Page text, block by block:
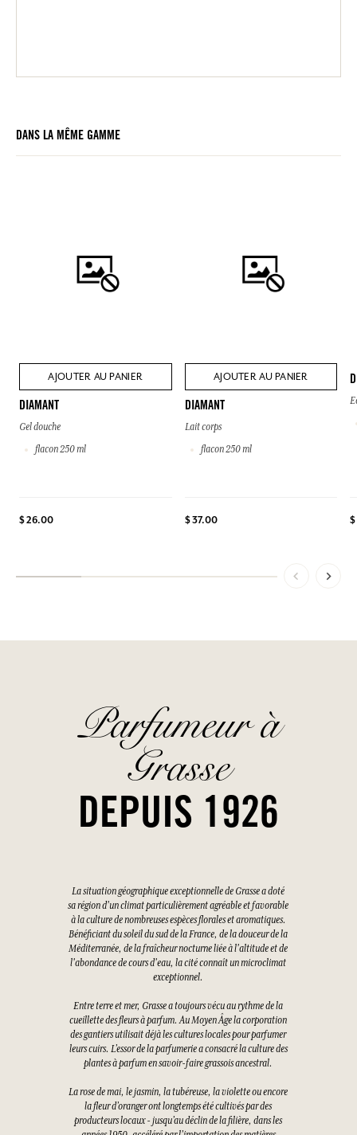
DANS LA MÊME GAMME
AJOUTER AU PANIER
DIAMANT
Gel douche
flacon 250 ml
$ 26.00
AJOUTER AU PANIER
DIAMANT
Lait corps
flacon 250 ml
$ 37.00
Parfumeur à
Grasse
DEPUIS 1926
La situation géographique exceptionnelle de Grasse a doté
sa région d'un climat particulièrement agréable et favorable
à la culture de nombreuses espèces florales et aromatiques.
Bénéficiant du soleil du sud de la France, de la douceur de la
Méditerranée, de la fraîcheur nocturne liée à l'altitude et de
l'abondance de cours d'eau, la cité connaît un microclimat
exceptionnel.
Entre terre et mer, Grasse a toujours vécu au rythme de la
cueillette des fleurs à parfum. Au Moyen Âge la corporation
des gantiers utilisait déjà les cultures locales pour parfumer
leurs cuirs. L’essor de la parfumerie a consacré la culture des
plantes à parfum en savoir-faire grassois ancestral.
La rose de mai, le jasmin, la tubéreuse, la violette ou encore
la fleur d’oranger ont longtemps été cultivés par des
producteurs locaux - jusqu’au déclin de la filière, dans les